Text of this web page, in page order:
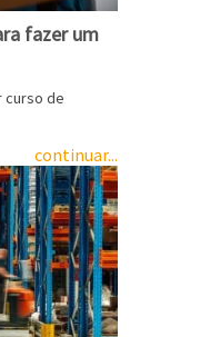
fazer um
curso de
continuar...